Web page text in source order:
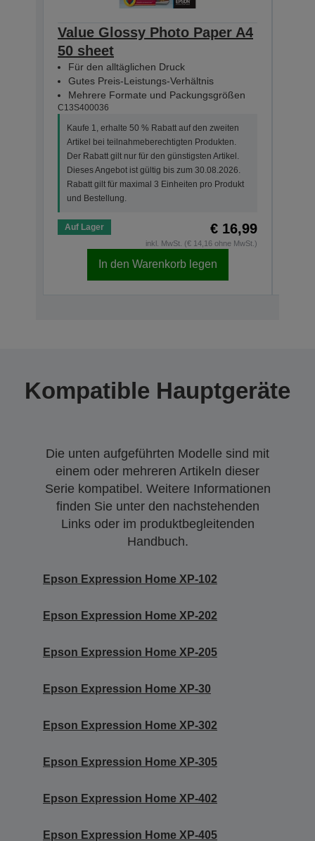
Value Glossy Photo Paper A4
50 sheet
Für den alltäglichen Druck
Gutes Preis-Leistungs-Verhältnis
Mehrere Formate und Packungsgrößen
C13S400036
Kaufe 1, erhalte 50 % Rabatt auf den zweiten
Artikel bei teilnahmeberechtigten Produkten.
Der Rabatt gilt nur für den günstigsten Artikel.
Dieses Angebot ist gültig bis zum 30.08.2026.
Rabatt gilt für maximal 3 Einheiten pro Produkt
und Bestellung.
Auf Lager € 16,99
inkl. MwSt. (€ 14,16 ohne MwSt.)
In den Warenkorb legen
Kompatible Hauptgeräte
Die unten aufgeführten Modelle sind mit
einem oder mehreren Artikeln dieser
Serie kompatibel. Weitere Informationen
finden Sie unter den nachstehenden
Links oder im produktbegleitenden
Handbuch.
Epson Expression Home XP-102
Epson Expression Home XP-202
Epson Expression Home XP-205
Epson Expression Home XP-30
Epson Expression Home XP-302
Epson Expression Home XP-305
Epson Expression Home XP-402
Epson Expression Home XP-405